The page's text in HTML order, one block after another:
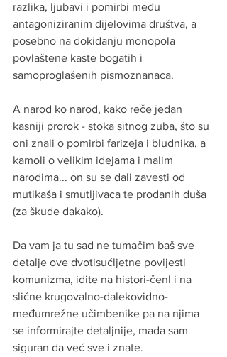
razlika, ljubavi i pomirbi među
antagoniziranim dijelovima društva, a
posebno na dokidanju monopola
povlaštene kaste bogatih i
samoproglašenih pismoznanaca.
A narod ko narod, kako reče jedan
kasniji prorok - stoka sitnog zuba, što su
oni znali o pomirbi farizeja i bludnika, a
kamoli o velikim idejama i malim
narodima... on su se dali zavesti od
mutikaša i smutljivaca te prodanih duša
(za škude dakako).
Da vam ja tu sad ne tumačim baš sve
detalje ove dvotisućljetne povijesti
komunizma, idite na histori-čenl i na
slične krugovalno-dalekovidno-
međumrežne učimbenike pa na njima
se informirajte detaljnije, mada sam
siguran da već sve i znate.